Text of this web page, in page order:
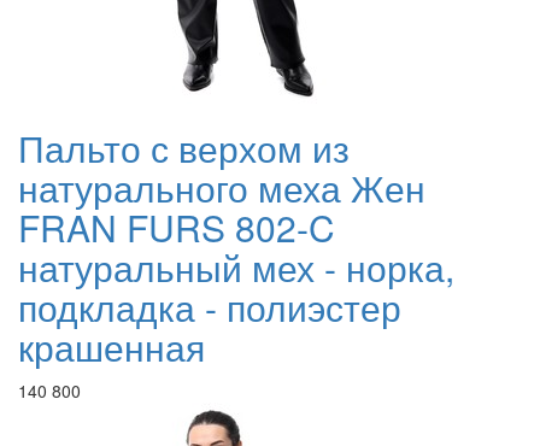
Пальто с верхом из
натурального меха Жен
FRAN FURS 802-C
натуральный мех - норка,
подкладка - полиэстер
крашенная
140 800